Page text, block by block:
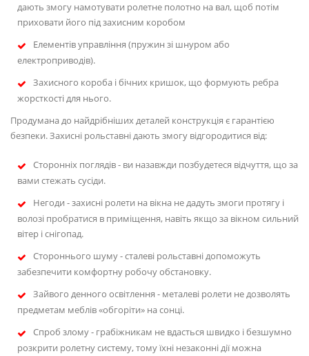
дають змогу намотувати ролетне полотно на вал, щоб потім
приховати його під захисним коробом
Елементів управління (пружин зі шнуром або
електроприводів).
Захисного короба і бічних кришок, що формують ребра
жорсткості для нього.
Продумана до найдрібніших деталей конструкція є гарантією
безпеки. Захисні рольставні дають змогу відгородитися від:
Сторонніх поглядів - ви назавжди позбудетеся відчуття, що за
вами стежать сусіди.
Негоди - захисні ролети на вікна не дадуть змоги протягу і
волозі пробратися в приміщення, навіть якщо за вікном сильний
вітер і снігопад.
Стороннього шуму - сталеві рольставні допоможуть
забезпечити комфортну робочу обстановку.
Зайвого денного освітлення - металеві ролети не дозволять
предметам меблів «обгоріти» на сонці.
Спроб злому - грабіжникам не вдасться швидко і безшумно
розкрити ролетну систему, тому їхні незаконні дії можна